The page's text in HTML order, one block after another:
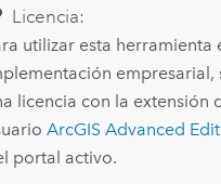
Licencia:
utilizar esta herramienta
empresarial,
licencia con la extensión
ArcGIS Advanced
portal activo.